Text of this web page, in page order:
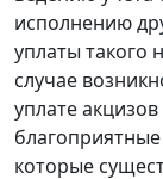
исполнению
уплаты такого
случае
уплате
которые